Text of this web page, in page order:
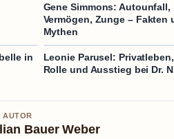
Gene Simmons: Autounfall,
Vermögen, Zunge – Fakten
Mythen
in
Leonie Parusel: Privatleben,
Rolle und Ausstieg bei Dr.
AUTOR
Bauer Weber